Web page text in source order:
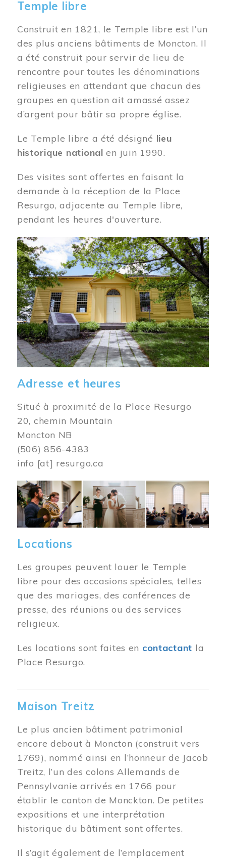
Temple libre
Construit en 1821, le Temple libre est l’un
des plus anciens bâtiments de Moncton. Il
a été construit pour servir de lieu de
rencontre pour toutes les dénominations
religieuses en attendant que chacun des
groupes en question ait amassé assez
d’argent pour bâtir sa propre église.
Le Temple libre a été désigné lieu
historique national en juin 1990.
Des visites sont offertes en faisant la
demande à la réception de la Place
Resurgo, adjacente au Temple libre,
pendant les heures d'ouverture.
Image
Adresse et heures
Situé à proximité de la Place Resurgo
20, chemin Mountain
Moncton NB
(506) 856-4383
info [at] resurgo.ca
Image
Locations
Les groupes peuvent louer le Temple
libre pour des occasions spéciales, telles
que des mariages, des conférences de
presse, des réunions ou des services
religieux.
Les locations sont faites en contactant la
Place Resurgo.
Maison Treitz
Le plus ancien bâtiment patrimonial
encore debout à Moncton (construit vers
1769), nommé ainsi en l’honneur de Jacob
Treitz, l’un des colons Allemands de
Pennsylvanie arrivés en 1766 pour
établir le canton de Monckton. De petites
expositions et une interprétation
historique du bâtiment sont offertes.
Il s’agit également de l’emplacement